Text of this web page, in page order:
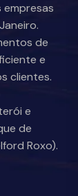
de
e
clientes.
e
de
Roxo).